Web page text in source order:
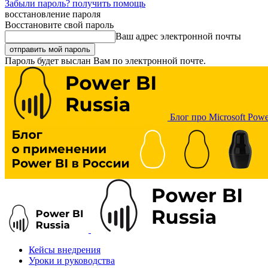
Забыли пароль? получить помощь
восстановление пароля
Восстановите свой пароль
Ваш адрес электронной почты
Пароль будет выслан Вам по электронной почте.
Блог про Microsoft
Кейсы внедрения
Уроки и руководства